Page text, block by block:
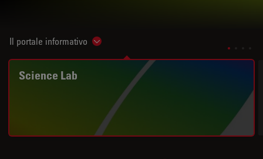
Il portale informativo Show subnavigation
Science Lab